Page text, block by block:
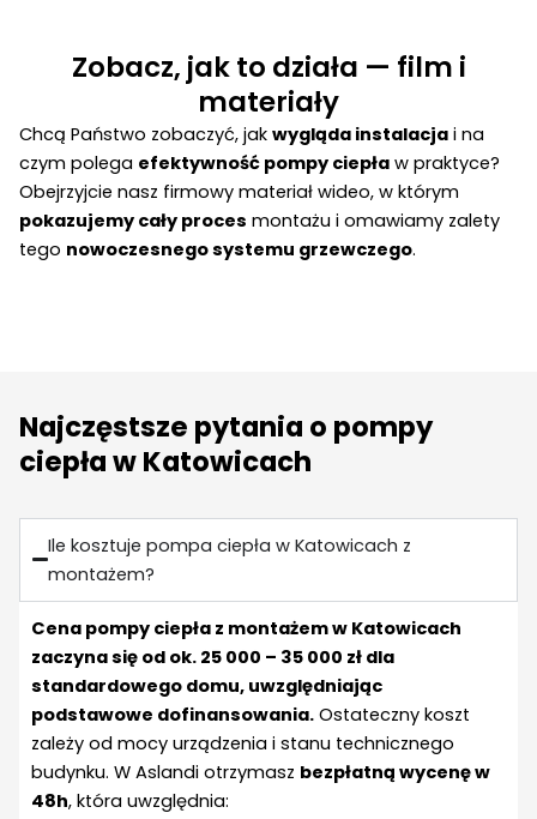
Zobacz, jak to działa — film i
materiały
Chcą Państwo zobaczyć, jak wygląda instalacja i na
czym polega efektywność pompy ciepła w praktyce?
Obejrzyjcie nasz firmowy materiał wideo, w którym
pokazujemy cały proces montażu i omawiamy zalety
tego nowoczesnego systemu grzewczego.
Najczęstsze pytania o pompy
ciepła w Katowicach
Ile kosztuje pompa ciepła w Katowicach z
montażem?
Cena pompy ciepła z montażem w Katowicach
zaczyna się od ok. 25 000 – 35 000 zł dla
standardowego domu, uwzględniając
podstawowe dofinansowania. Ostateczny koszt
zależy od mocy urządzenia i stanu technicznego
budynku. W Aslandi otrzymasz bezpłatną wycenę w
48h, która uwzględnia: